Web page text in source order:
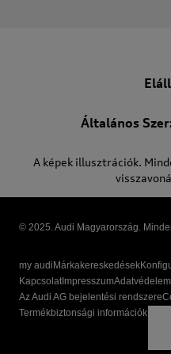
Általános
A képek illusztrációk.
© 2025. Audi Magyarország.
my audi Márkakereskedések
KapcsolatImpresszum
Az Audi AG bejelentési rendszere
Termékbiztonsági információk